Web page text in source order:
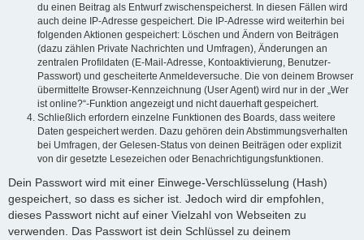
du einen Beitrag als Entwurf zwischenspeicherst. In diesen Fällen wird
auch deine IP-Adresse gespeichert. Die IP-Adresse wird weiterhin bei
folgenden Aktionen gespeichert: Löschen und Ändern von Beiträgen
(dazu zählen Private Nachrichten und Umfragen), Änderungen an
zentralen Profildaten (E-Mail-Adresse, Kontoaktivierung, Benutzer-
Passwort) und gescheiterte Anmeldeversuche. Die von deinem Browser
übermittelte Browser-Kennzeichnung (User Agent) wird nur in der „Wer
ist online?“-Funktion angezeigt und nicht dauerhaft gespeichert.
Schließlich erfordern einzelne Funktionen des Boards, dass weitere
Daten gespeichert werden. Dazu gehören dein Abstimmungsverhalten
bei Umfragen, der Gelesen-Status von deinen Beiträgen oder explizit
von dir gesetzte Lesezeichen oder Benachrichtigungsfunktionen.
Dein Passwort wird mit einer Einwege-Verschlüsselung (Hash)
gespeichert, so dass es sicher ist. Jedoch wird dir empfohlen,
dieses Passwort nicht auf einer Vielzahl von Webseiten zu
verwenden. Das Passwort ist dein Schlüssel zu deinem